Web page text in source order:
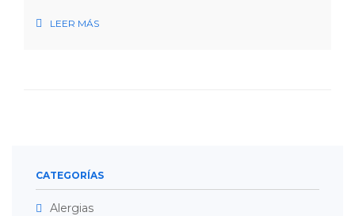
LEER MÁS
CATEGORÍAS
Alergias